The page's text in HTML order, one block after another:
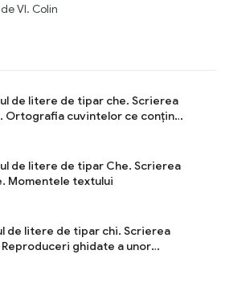
Vl. Colin
de litere de tipar che. Scrierea
Ortografia cuvintelor ce conțin
de litere de tipar Che. Scrierea
Momentele textului
de litere de tipar chi. Scrierea
ghidate a unor
istorice ale strămoșilor noștri